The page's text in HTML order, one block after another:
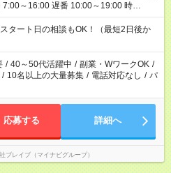
7:00～16:00 遅番 10:00～19:00 時
ゆっくりのスタートがいい」 「お昼の時
ど、ご希望があれば教えてください
タート日の相談もOK！（最短2日後か
/ 40～50代活躍中 / 副業・WワークOK /
/ 10名以上の大量募集 / 電話対応なし / パ
応募する 詳細へ
ブレイブ（マイナビグループ）